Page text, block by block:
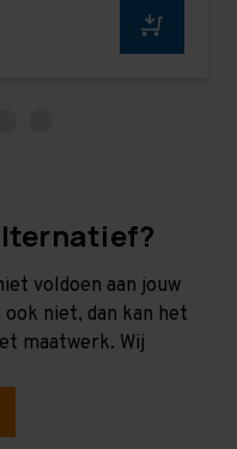
voldoen aan jouw
ook niet, dan kan het
maatwerk. Wij